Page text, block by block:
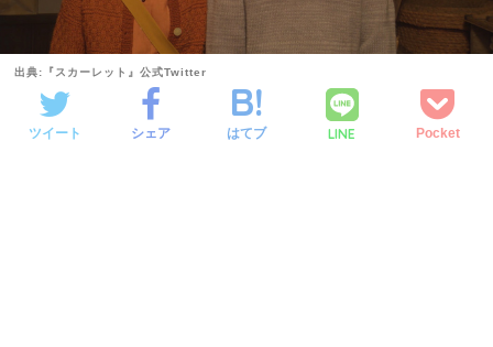
出典:『スカーレット』公式Twitter
ツイート シェア はてブ LINE Pocket